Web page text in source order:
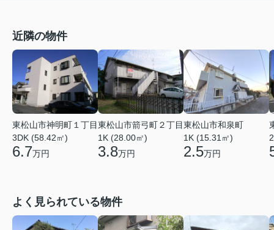
近隣の物件
東松山市神明町１丁目
3DK (58.42㎡)
6.7万円
東松山市箭弓町２丁目
1K (28.00㎡)
3.8万円
東松山市和泉町
1K (15.31㎡)
2.5万円
よく見られている物件